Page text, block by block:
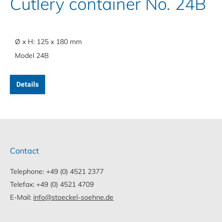
Ø x H: 125 x 180 mm
Model 24B
Details
Contact
Telephone: +49 (0) 4521 2377
Telefax: +49 (0) 4521 4709
E-Mail: info@stoeckel-soehne.de